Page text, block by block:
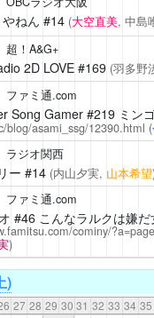
ねん #14 (大空直美, 中島
超！A&G+
2D LOVE#169 (羽多野
ファミ通.com
Song Gamer#219 ミン
blog/asami_ssg/12390.html (
ラジオ関西
ー #14 (内山夕実, 山本希望
ファミ通.com
#46 こんなラルクは嫌
cominy/
)
)
27 28 29 30 31 32 33 34 35